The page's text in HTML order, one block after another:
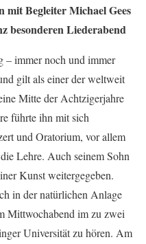
Begleiter Michael Gees
besonderen Liederabend
immer noch und immer
gilt als einer der weltweit
Mitte der Achtzigerjahre
führte ihn mit sich
und Oratorium, vor allem
Lehre. Auch seinem Sohn
Kunst weitergegeben.
in der natürlichen Anlage
Mittwochabend im zu zwei
Universität zu hören. Am